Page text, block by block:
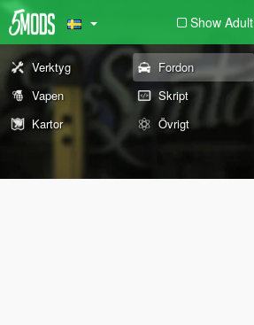
Show Adult
Verktyg Fordon
Vapen
Skript
Kartor
Övrigt